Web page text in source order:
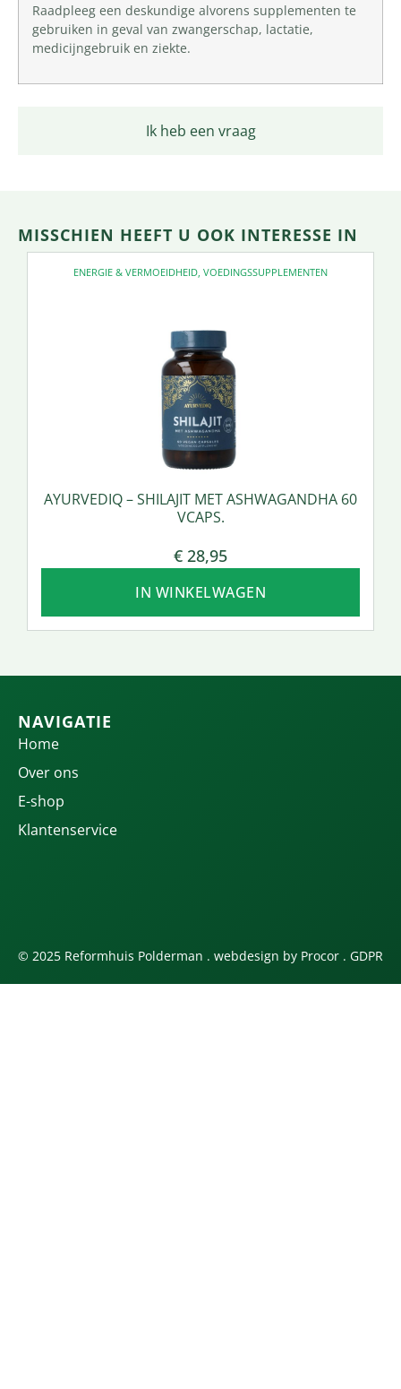
Ik heb een vraag
Raadpleeg een deskundige alvorens supplementen te
gebruiken in geval van zwangerschap, lactatie,
medicijngebruik en ziekte.
MISSCHIEN HEEFT U OOK INTERESSE IN
ENERGIE & VERMOEIDHEID VOEDINGSSUPPLEMENTEN
AYURVEDIQ – SHILAJIT MET ASHWAGANDHA 60
VCAPS.
€ 28,95
IN WINKELWAGEN
NAVIGATIE
Home
Over ons
E-shop
Klantenservice
© 2025 Reformhuis Polderman . webdesign by Procor . GDPR